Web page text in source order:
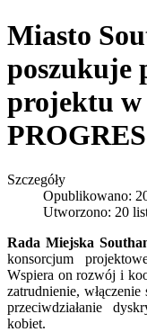
Miasto
poszukuje
projektu w
Szczegóły
Opublikowano:
Utworzono: 20
Rada Miejska
konsorcjum
Wspiera on rozwój i
zatrudnienie,
przeciwdziałanie
kobiet.